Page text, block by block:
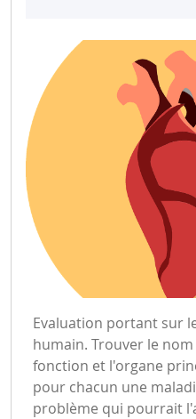
Evaluation portant sur
humain. Trouver le
fonction et l'organe
pour chacun une
problème qui pourrait